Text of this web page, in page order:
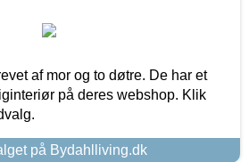
af mor og to døtre. De har et
på deres webshop. Klik
på Bydahlliving.dk